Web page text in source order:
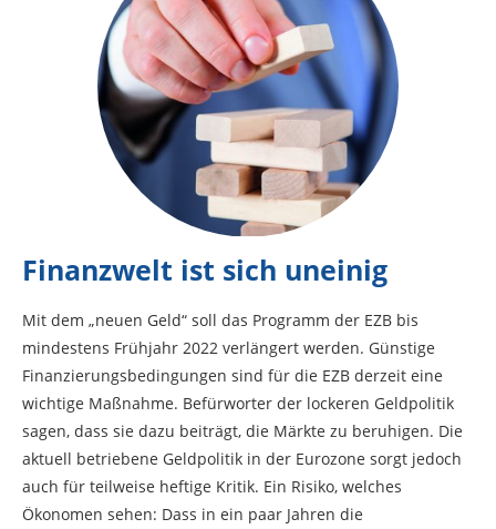
Finanzwelt ist sich uneinig
Mit dem „neuen Geld“ soll das Programm der EZB bis
mindestens Frühjahr 2022 verlängert werden. Günstige
Finanzierungsbedingungen sind für die EZB derzeit eine
wichtige Maßnahme. Befürworter der lockeren Geldpolitik
sagen, dass sie dazu beiträgt, die Märkte zu beruhigen. Die
aktuell betriebene Geldpolitik in der Eurozone sorgt jedoch
auch für teilweise heftige Kritik. Ein Risiko, welches
Ökonomen sehen: Dass in ein paar Jahren die